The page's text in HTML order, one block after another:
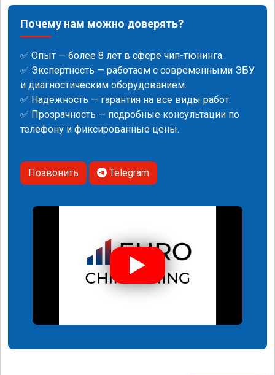
Почему нам можно доверять?
✅ Опыт — более 8 лет в сфере чип-тюнинга.
✅ Экспертность — работаем с современными ЭБУ
и диагностическим оборудованием.
✅ Надежность — гарантия на все виды работ.
✅ Прозрачность — подробные консультации по
телефону и фиксированные цены.
Позвонить Telegram